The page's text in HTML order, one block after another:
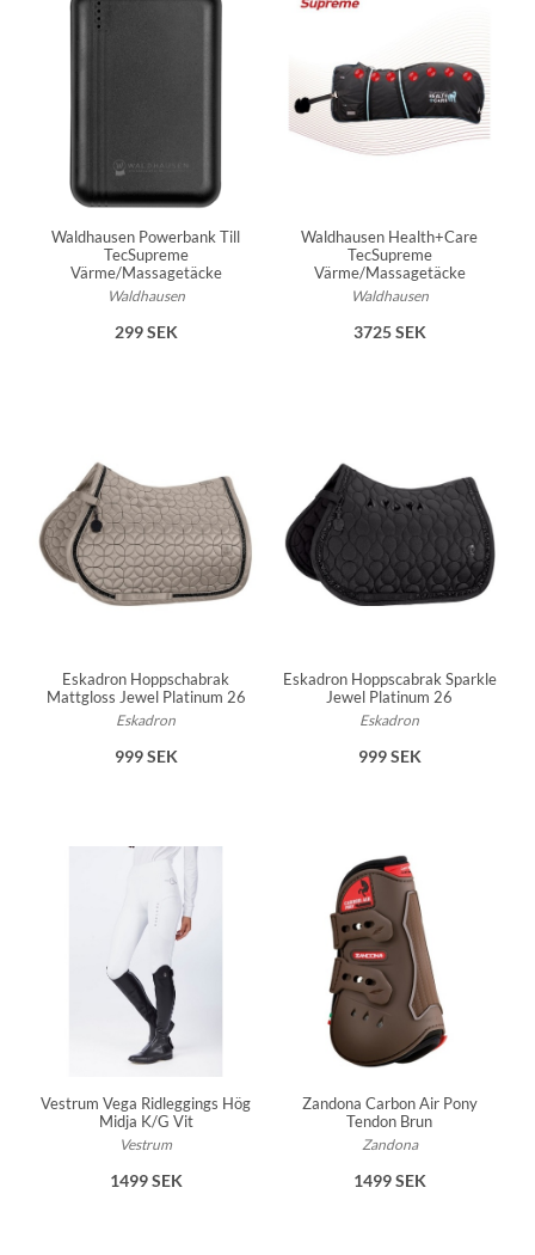
Waldhausen Powerbank Till
TecSupreme
Värme/Massagetäcke
Waldhausen
299 SEK
Waldhausen Health+Care
TecSupreme
Värme/Massagetäcke
Waldhausen
3725 SEK
Eskadron Hoppschabrak
Mattgloss Jewel Platinum 26
Eskadron
999 SEK
Eskadron Hoppscabrak Sparkle
Jewel Platinum 26
Eskadron
999 SEK
Vestrum Vega Ridleggings Hög
Midja K/G Vit
Vestrum
1499 SEK
Zandona Carbon Air Pony
Tendon Brun
Zandona
1499 SEK